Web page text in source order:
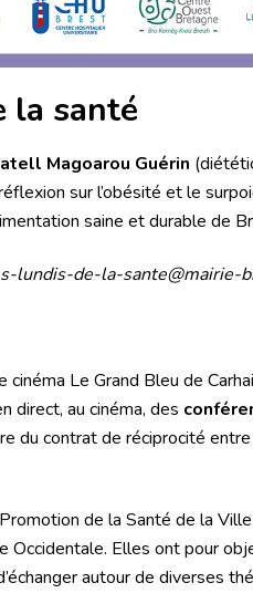
la santé
Magoarou Guérin
sur l’obésité et le
saine et durable de
lundis-de-la-sante@mairie-
Le Grand Bleu de
direct, au cinéma, des
du contrat de réciprocité
de la Santé de la
Occidentale. Elles ont pour
autour de diverses